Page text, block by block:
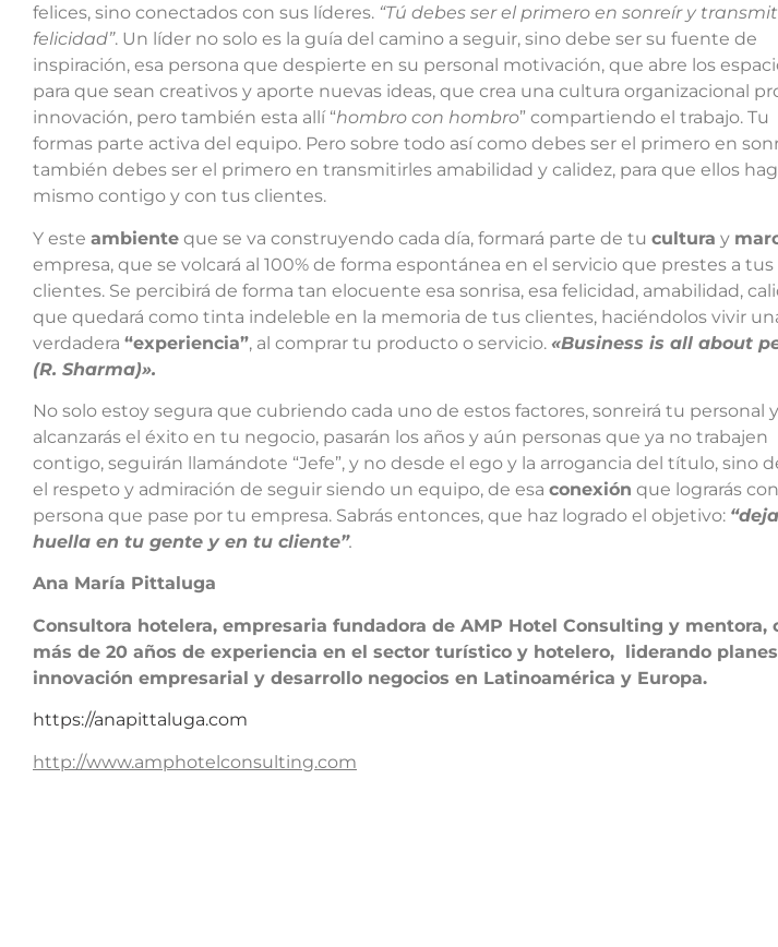
felices, sino conectados con sus líderes. “Tú debes ser el primero en sonreír y
felicidad”. Un líder no solo es la guía del camino a seguir, sino debe ser su fuente de
inspiración, esa persona que despierte en su personal motivación, que abre los
para que sean creativos y aporte nuevas ideas, que crea una cultura organizacional
innovación, pero también esta allí “hombro con hombro” compartiendo el trabajo. Tu
formas parte activa del equipo. Pero sobre todo así como debes ser el primero en
también debes ser el primero en transmitirles amabilidad y calidez, para que ellos
mismo contigo y con tus clientes.
Y este ambiente que se va construyendo cada día, formará parte de tu cultura y
empresa, que se volcará al 100% de forma espontánea en el servicio que prestes a tus
clientes. Se percibirá de forma tan elocuente esa sonrisa, esa felicidad, amabilidad,
que quedará como tinta indeleble en la memoria de tus clientes, haciéndolos vivir
verdadera “experiencia”, al comprar tu producto o servicio. «Business is all about
(R. Sharma)».
No solo estoy segura que cubriendo cada uno de estos factores, sonreirá tu personal y
alcanzarás el éxito en tu negocio, pasarán los años y aún personas que ya no trabajen
contigo, seguirán llamándote “Jefe”, y no desde el ego y la arrogancia del título, sino
el respeto y admiración de seguir siendo un equipo, de esa conexión que lograrás
persona que pase por tu empresa. Sabrás entonces, que haz logrado el objetivo:
huella en tu gente y en tu cliente”.
Ana María Pittaluga
Consultora hotelera, empresaria fundadora de AMP Hotel Consulting y mentora,
más de 20 años de experiencia en el sector turístico y hotelero, liderando
innovación empresarial y desarrollo negocios en Latinoamérica y Europa.
https://anapittaluga.com
http://www.amphotelconsulting.com